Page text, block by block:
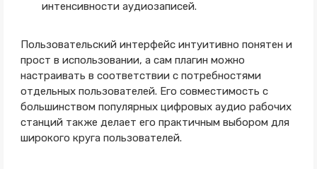
интенсивности аудиозаписей.
Пользовательский интерфейс интуитивно понятен и
прост в использовании, а сам плагин можно
настраивать в соответствии с потребностями
отдельных пользователей. Его совместимость с
большинством популярных цифровых аудио рабочих
станций также делает его практичным выбором для
широкого круга пользователей.